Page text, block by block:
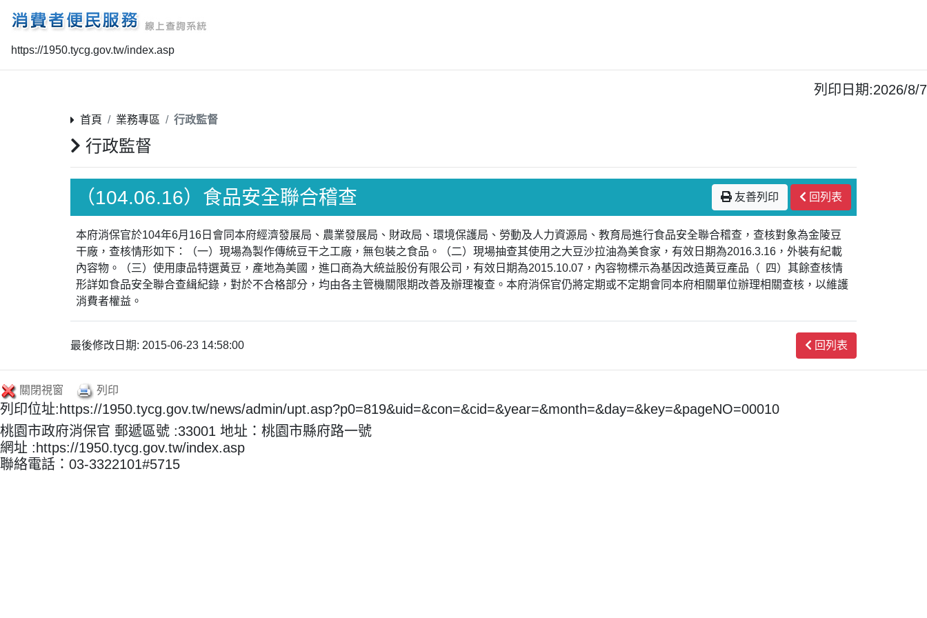
https://1950.tycg.gov.tw/index.asp
列印日期:2026/8/7
首頁 業務專區 行政監督
行政監督
（104.06.16）食品安全聯合稽查 友善列印 回列表
本府消保官於104年6月16日會同本府經濟發展局、農業發展局、財政局、環境保護局、勞動及人力資源局、教育局進行食品安全聯合稽查，查核對象為金陵豆
干廠，查核情形如下：（一）現場為製作傳統豆干之工廠，無包裝之食品。（二）現場抽查其使用之大豆沙拉油為美食家，有效日期為2016.3.16，外裝有紀載
內容物。（三）使用康品特選黃豆，產地為美國，進口商為大統益股份有限公司，有效日期為2015.10.07，內容物標示為基因改造黃豆產品（ 四）其餘查核情
形詳如食品安全聯合查緝紀錄，對於不合格部分，均由各主管機關限期改善及辦理複查。本府消保官仍將定期或不定期會同本府相關單位辦理相關查核，以維護
消費者權益。
最後修改日期: 2015-06-23 14:58:00 回列表
關閉視窗 列印
列印位址:https://1950.tycg.gov.tw/news/admin/upt.asp?p0=819&uid=&con=&cid=&year=&month=&day=&key=&pageNO=00010
桃園市政府消保官 郵遞區號 :33001 地址：桃園市縣府路一號
網址 :https://1950.tycg.gov.tw/index.asp
聯絡電話：03-3322101#5715